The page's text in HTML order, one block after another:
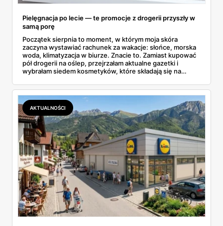
Pielęgnacja po lecie — te promocje z drogerii przyszły w
samą porę
Początek sierpnia to moment, w którym moja skóra
zaczyna wystawiać rachunek za wakacje: słońce, morska
woda, klimatyzacja w biurze. Znacie to. Zamiast kupować
pół drogerii na oślep, przejrzałam aktualne gazetki i
wybrałam siedem kosmetyków, które składają się na
dermokosmetyki Vichy. Wszystkie ceny sprawdziłam w
ofertach, terminy też.
AKTUALNOŚCI